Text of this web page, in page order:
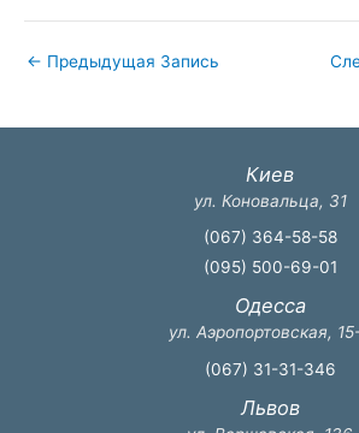
← Предыдущая Запись
Киев
ул. Коновальца, 31
(067) 364-58-58
(095) 500-69-01
Одесса
ул. Аэропортовская,
(067) 31-31-346
Львов